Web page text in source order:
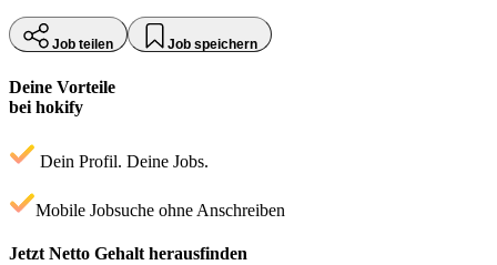
Job teilen Job speichern
Deine Vorteile
bei hokify
Dein Profil. Deine Jobs.
Mobile Jobsuche ohne Anschreiben
Jetzt Netto Gehalt herausfinden